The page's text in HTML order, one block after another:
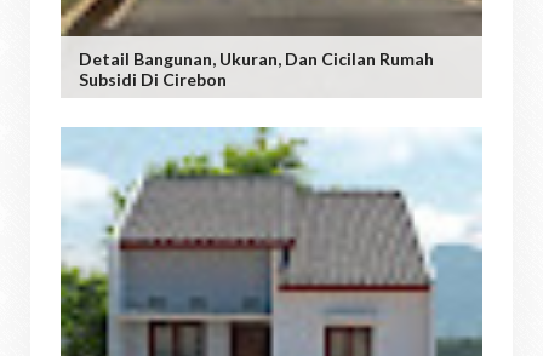
Detail Bangunan, Ukuran, Dan Cicilan Rumah
Subsidi Di Cirebon